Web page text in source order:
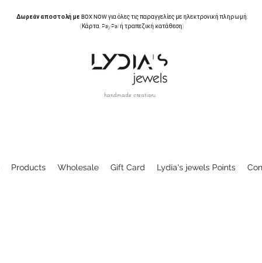
Δωρεάν αποστολή με BOX NOWγια όλες τις παραγγελίες με ηλεκτρονική πληρωμή.
(Κάρτα, PayPal ή τραπεζική κατάθεση)
handmade creations
Products Wholesale Gift Card Lydia's jewels Points